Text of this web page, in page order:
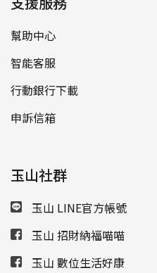
幫助中心
智能客服
行動銀行下載
申訴信箱
玉山社群
玉山 LINE官方帳號
玉山 招財納福喵喵
玉山 數位生活好康